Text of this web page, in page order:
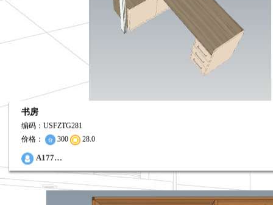
书房
编码：USFZTG281
价格：
300 28.0
A177…